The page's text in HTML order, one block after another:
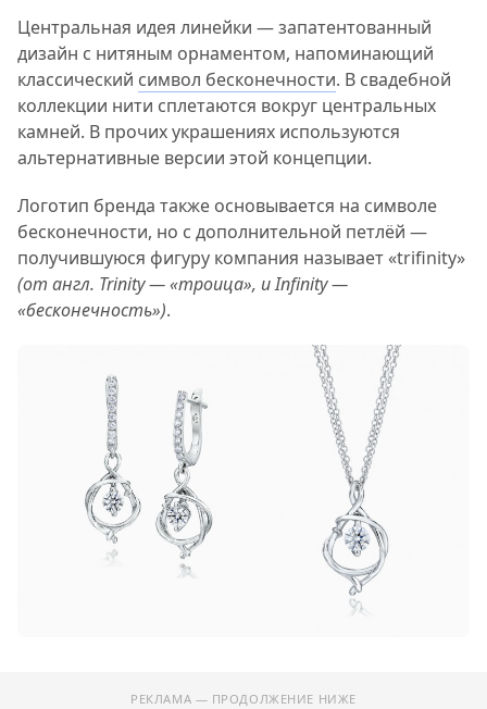
Центральная идея линейки — запатентованный
дизайн с нитяным орнаментом, напоминающий
классический символ бесконечности. В свадебной
коллекции нити сплетаются вокруг центральных
камней. В прочих украшениях используются
альтернативные версии этой концепции.
Логотип бренда также основывается на символе
бесконечности, но с дополнительной петлёй —
получившуюся фигуру компания называет «trifinity»
(от англ. Trinity — «троица», и Infinity —
«бесконечность»).
РЕКЛАМА — ПРОДОЛЖЕНИЕ НИЖЕ